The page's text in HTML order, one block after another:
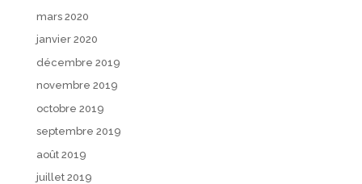
mars 2020
janvier 2020
décembre 2019
novembre 2019
octobre 2019
septembre 2019
août 2019
juillet 2019